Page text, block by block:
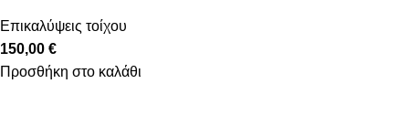
Επικαλύψεις τοίχου
150,00 €
Προσθήκη στο καλάθι